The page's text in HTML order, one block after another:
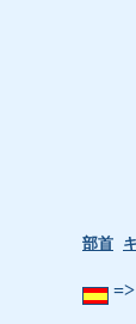
部首
=>